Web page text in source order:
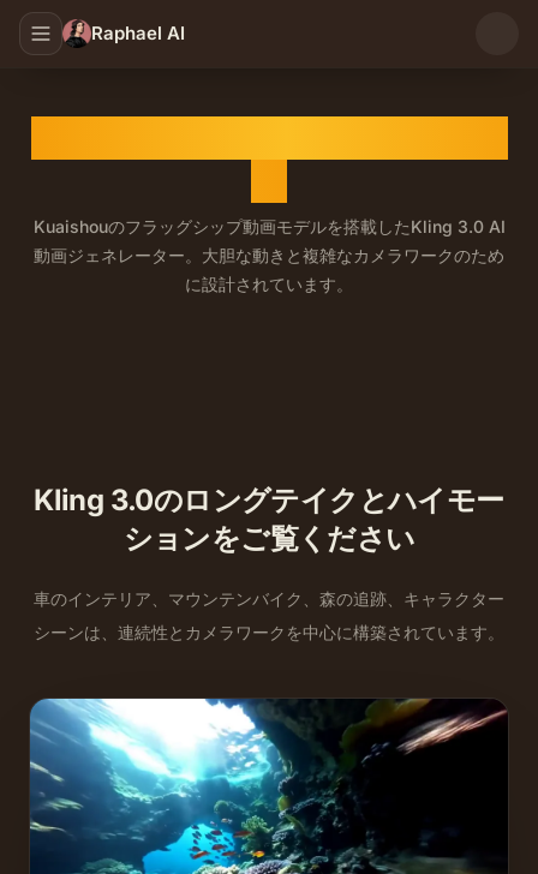
Raphael AI
Kuaishouのフラッグシップ動画モデルを搭載したKling 3.0 AI
動画ジェネレーター。大胆な動きと複雑なカメラワークのため
に設計されています。
Kling 3.0のロングテイクとハイモー
ションをご覧ください
車のインテリア、マウンテンバイク、森の追跡、キャラクター
シーンは、連続性とカメラワークを中心に構築されています。